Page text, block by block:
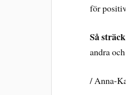
för
Så
andra
/ Anna-